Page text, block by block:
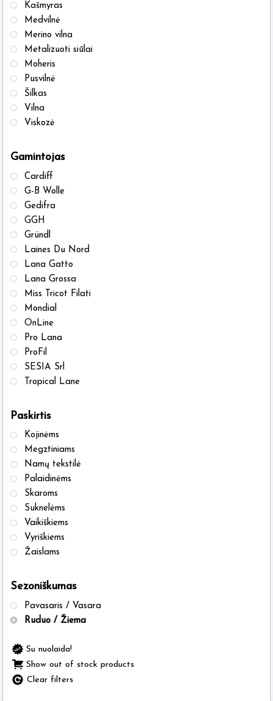
Kašmyras
Medvilnė
Merino vilna
Metalizuoti siūlai
Moheris
Pusvilnė
Šilkas
Vilna
Viskozė
Gamintojas
Cardiff
G-B Wolle
Gedifra
GGH
Gründl
Laines Du Nord
Lana Gatto
Lana Grossa
Miss Tricot Filati
Mondial
OnLine
Pro Lana
ProFil
SESIA Srl
Tropical Lane
Paskirtis
Kojinėms
Megztiniams
Namų tekstilė
Palaidinėms
Skaroms
Suknelėms
Vaikiškiems
Vyriškiems
Žaislams
Sezoniškumas
Pavasaris / Vasara
Ruduo / Žiema
Su nuolaida!
Show out of stock products
Clear filters